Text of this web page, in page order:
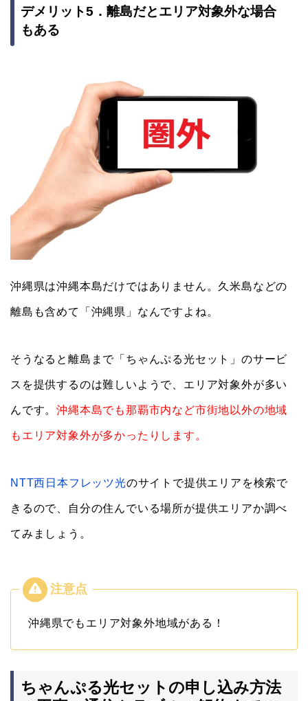
デメリット5．離島だとエリア対象外な場合
もある
沖縄県は沖縄本島だけではありません。久米島などの
離島も含めて「沖縄県」なんですよね。
そうなると離島まで「ちゃんぷる光セット」のサービ
スを提供するのは難しいようで、エリア対象外が多い
んです。沖縄本島でも那覇市内など市街地以外の地域
もエリア対象外が多かったりします。
NTT西日本フレッツ光のサイトで提供エリアを検索で
きるので、自分の住んでいる場所が提供エリアか調べ
てみましょう。
沖縄県でもエリア対象外地域がある！
ちゃんぷる光セットの申し込み方法